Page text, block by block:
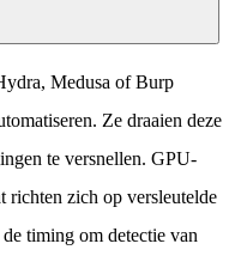
Medusa of Burp
Ze draaien deze
te versnellen. GPU-
richten zich op versleutelde
timing om detectie van